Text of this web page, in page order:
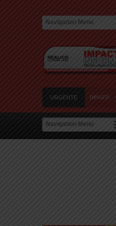
URGENTE
y tres heridos cerca de Speluzzi
de la «Ley de Tierras» River lo